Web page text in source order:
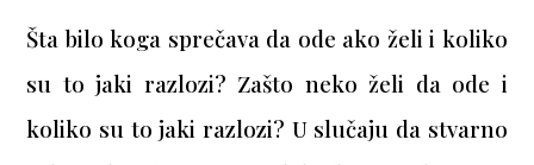
Šta bilo koga sprečava da ode ako želi i koliko
su to jaki razlozi? Zašto neko želi da ode i
koliko su to jaki razlozi? U slučaju da stvarno